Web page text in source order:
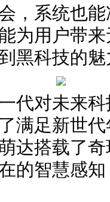
，系统也
为用户带
黑科技的
代对未来
满足新世
达搭载了
的智慧感